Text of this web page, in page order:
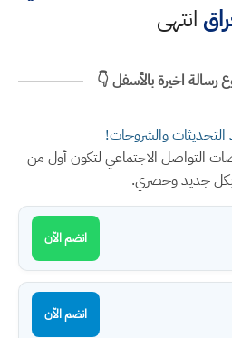
انتهى
رسالة اخيرة بالأسفل 👇
والشروحات!
التواصل الاجتماعي لتكون أول من
جديد وحصري.
انضم الآن
انضم الآن